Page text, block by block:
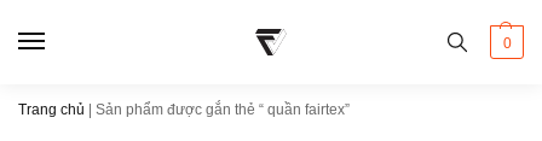
0
Trang chủ Sản phẩm được gắn thẻ “ quần fairtex”